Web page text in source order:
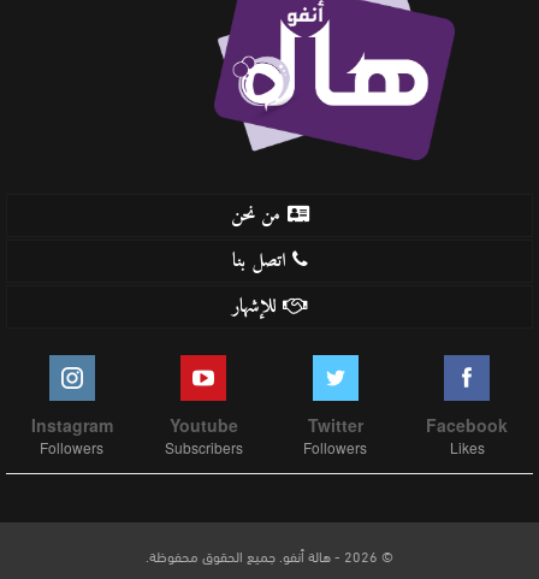
من نحن
اتصل بنا
للإشهار
Facebook
Likes
Twitter
Followers
Youtube
Subscribers
Instagram
Followers
© 2026 - هالة أنفو. جميع الحقوق محفوظة.